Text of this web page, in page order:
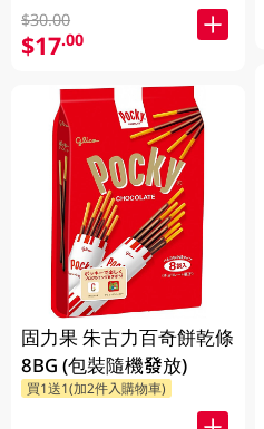
$30.00
$17.00
固力果 朱古力百奇餅乾條
8BG (包裝隨機發放)
買1送1(加2件入購物車)